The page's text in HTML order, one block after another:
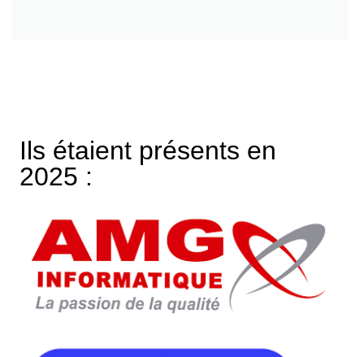
Ils étaient présents en
2025 :